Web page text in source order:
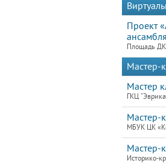
Проект
Площадь
Мастер-
Мастер
ГКЦ
Мастер-
МБУК ЦК
Мастер-
Историко-